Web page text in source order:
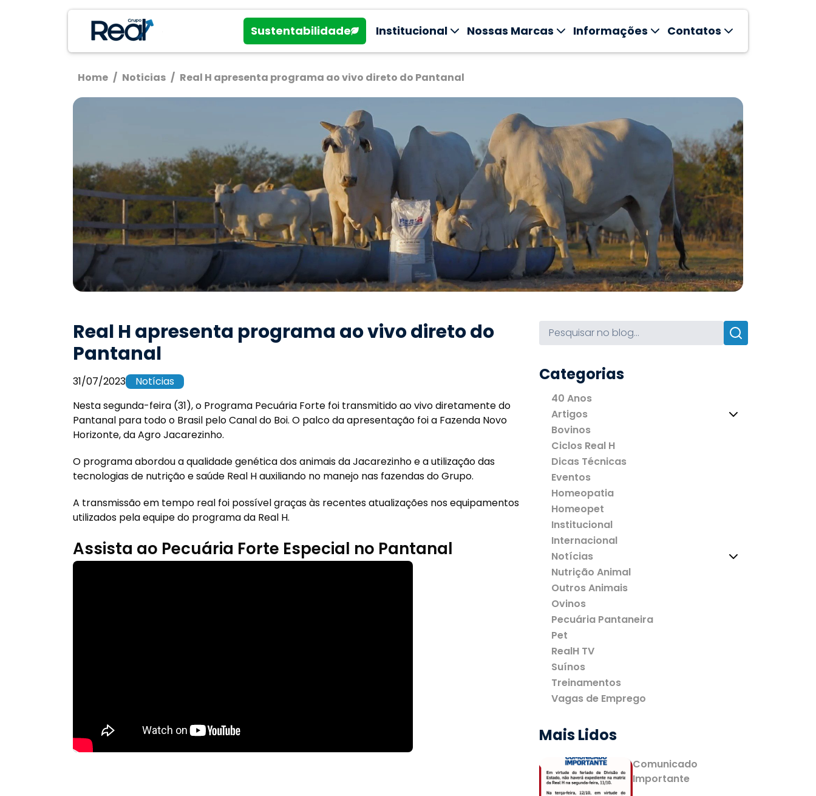
Sustentabilidade Institucional Nossas Marcas Informações Contatos
Home / Noticias / Real H apresenta programa ao vivo direto do Pantanal
Real H apresenta programa ao vivo direto do
Pantanal
31/07/2023
Notícias
Nesta segunda-feira (31), o Programa Pecuária Forte foi transmitido ao vivo diretamente do
Pantanal para todo o Brasil pelo Canal do Boi. O palco da apresentação foi a Fazenda Novo
Horizonte, da Agro Jacarezinho.
O programa abordou a qualidade genética dos animais da Jacarezinho e a utilização das
tecnologias de nutrição e saúde Real H auxiliando no manejo nas fazendas do Grupo.
A transmissão em tempo real foi possível graças às recentes atualizações nos equipamentos
utilizados pela equipe do programa da Real H.
Assista ao Pecuária Forte Especial no Pantanal
Categorias
40 Anos
Artigos
Bovinos
Ciclos Real H
Dicas Técnicas
Eventos
Homeopatia
Homeopet
Institucional
Internacional
Notícias
Nutrição Animal
Outros Animais
Ovinos
Pecuária Pantaneira
Pet
RealH TV
Suínos
Treinamentos
Vagas de Emprego
Mais Lidos
Comunicado
Importante